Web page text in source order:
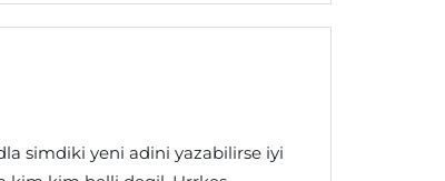
simdiki yeni adini yazabilirse iyi